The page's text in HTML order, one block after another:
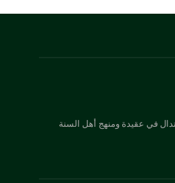
في عقيدة ومنهج أهل السنة